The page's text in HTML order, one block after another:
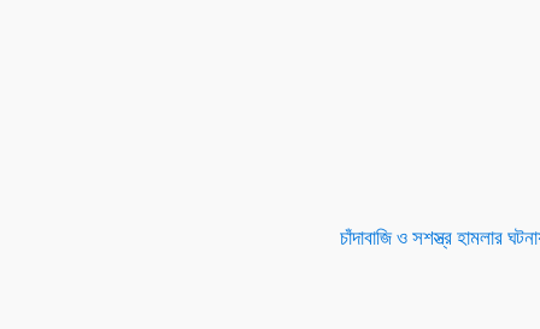
চাঁদাবাজি ও সশস্ত্র হামলার